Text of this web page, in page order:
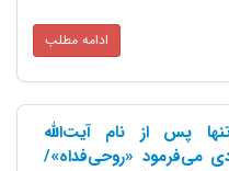
ادامه مطلب
پس از نام آیت‌الله
می‌فرمود «روحی‌فداه»/